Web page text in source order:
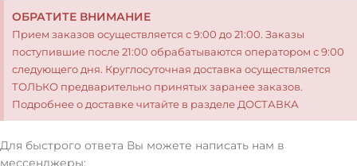
ОБРАТИТЕ ВНИМАНИЕ
Прием заказов осуществляется с 9:00 до 21:00. Заказы
поступившие после 21:00 обрабатываются оператором с 9:00
следующего дня. Круглосуточная доставка осуществляется
ТОЛЬКО предварительно принятых заранее заказов.
Подробнее о доставке читайте в разделе ДОСТАВКА
Для быстрого ответа Вы можете написать нам в
мессенджеры: